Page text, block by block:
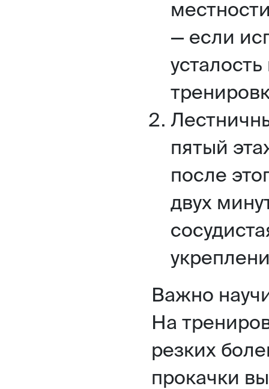
— если
пятый
после
двух
Важно
На
резких
прокачки